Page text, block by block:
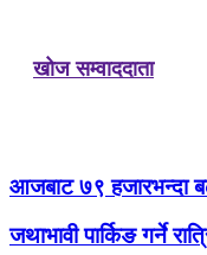
खोज सम्वाददाता
आजबाट ७९ हजारभन्दा
जथाभावी पार्किङ गर्ने